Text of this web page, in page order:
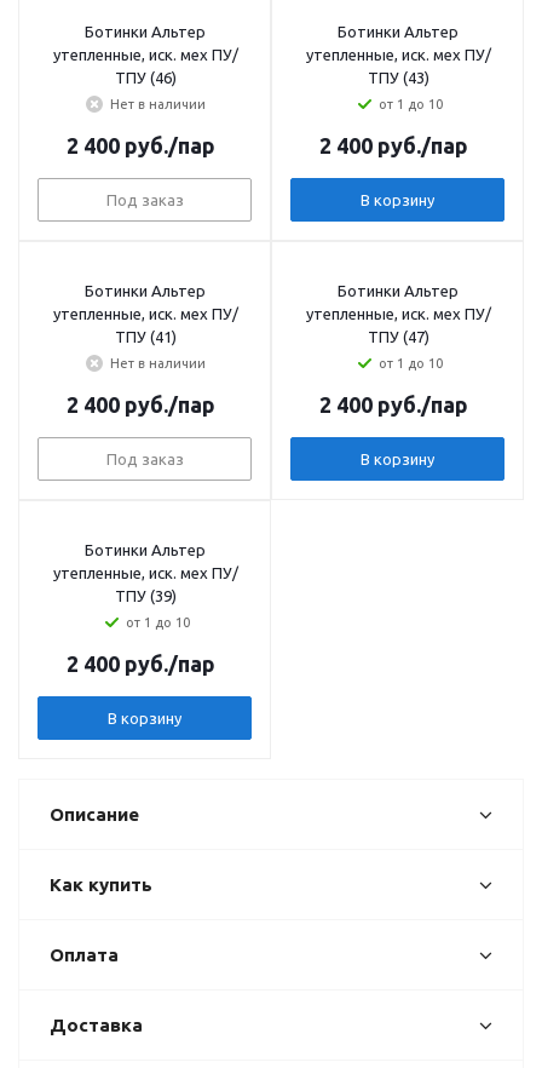
Ботинки Альтер
утепленные, иск. мех ПУ/
ТПУ (46)
Нет в наличии
2 400 руб./пар
Под заказ
Ботинки Альтер
утепленные, иск. мех ПУ/
ТПУ (43)
от 1 до 10
2 400 руб./пар
В корзину
Ботинки Альтер
утепленные, иск. мех ПУ/
ТПУ (41)
Нет в наличии
2 400 руб./пар
Под заказ
Ботинки Альтер
утепленные, иск. мех ПУ/
ТПУ (47)
от 1 до 10
2 400 руб./пар
В корзину
Ботинки Альтер
утепленные, иск. мех ПУ/
ТПУ (39)
от 1 до 10
2 400 руб./пар
В корзину
Описание
Как купить
Оплата
Доставка